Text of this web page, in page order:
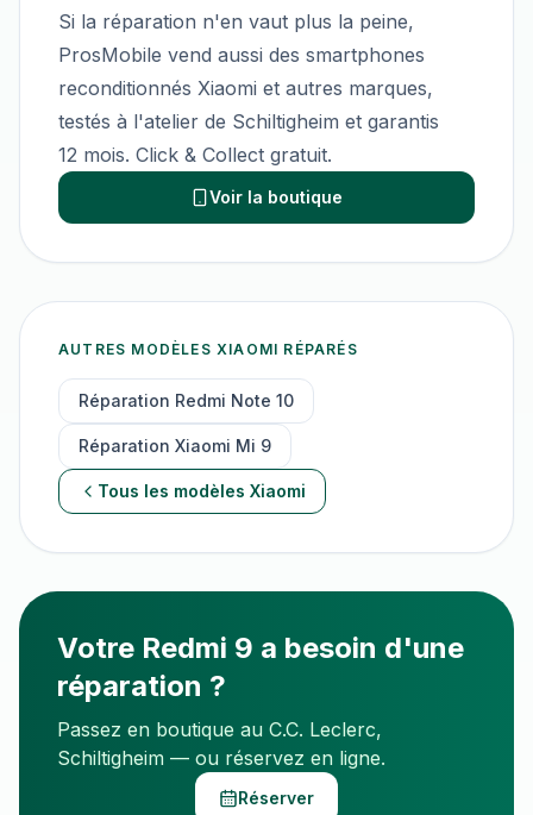
Si la réparation n'en vaut plus la peine,
ProsMobile vend aussi des smartphones
reconditionnés Xiaomi et autres marques,
testés à l'atelier de Schiltigheim et garantis
12 mois. Click & Collect gratuit.
Voir la boutique
AUTRES MODÈLES XIAOMI RÉPARÉS
Réparation Redmi Note 10
Réparation Xiaomi Mi 9
Tous les modèles Xiaomi
Votre Redmi 9 a besoin d'une
réparation ?
Passez en boutique au C.C. Leclerc,
Schiltigheim — ou réservez en ligne.
Réserver